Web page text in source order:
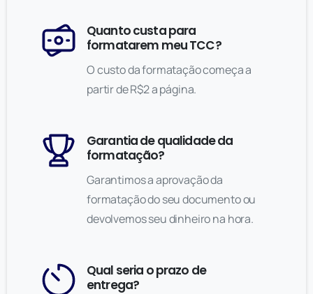
Quanto custa para
formatarem meu TCC?
O custo da formatação começa a
partir de R$2 a página.
Garantia de qualidade da
formatação?
Garantimos a aprovação da
formatação do seu documento ou
devolvemos seu dinheiro na hora.
Qual seria o prazo de
entrega?